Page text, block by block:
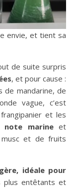
envie, et tient sa
de suite surpris
, et pour cause :
de mandarine, de
vague, c’est
et les
marine et
et de fruits
idéale pour
plus entêtants et